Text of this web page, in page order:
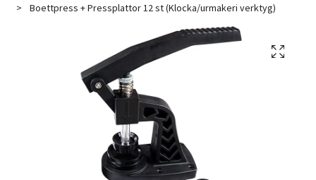
Boettpress + Pressplattor 12 st (Klocka/urmakeri verktyg)